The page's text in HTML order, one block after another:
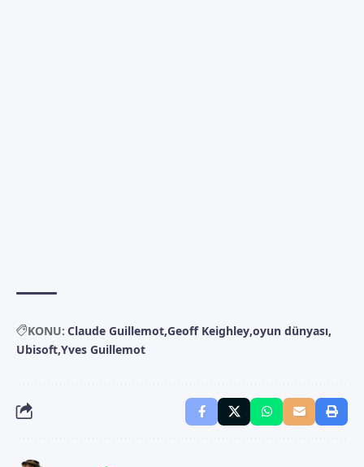
KONU: Claude Guillemot Geoff Keighley oyun dünyası
Ubisoft Yves Guillemot